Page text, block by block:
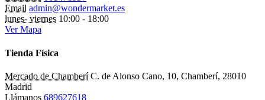
Email admin@wondermarket.es
lunes- viernes 10:00 - 18:00
Ver Mapa
Tienda Física
Mercado de Chamberí C. de Alonso Cano, 10, Chamberí, 28010
Madrid
Llámanos 689627618